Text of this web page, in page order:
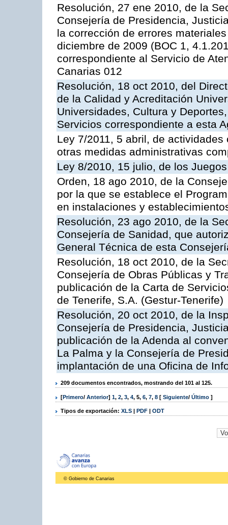
Resolución, 27 ene 2010, de la
Consejería de Presidencia,
la corrección de errores
diciembre de 2009 (BOC 1,
correspondiente al Servicio de
Canarias 012
Resolución, 18 oct 2010, del
de la Calidad y Acreditación
Universidades, Cultura y
Servicios correspondiente a esta
Ley 7/2011, 5 abril, de
otras medidas administrativas
Ley 8/2010, 15 julio, de los
Orden, 18 ago 2010, de la
por la que se establece el
en instalaciones y
Resolución, 23 ago 2010, de la
Consejería de Sanidad, que
General Técnica de esta
Resolución, 18 oct 2010, de la
Consejería de Obras Públicas y
publicación de la Carta de
de Tenerife, S.A. (Gestur-Tenerife)
Resolución, 20 oct 2010, de la
Consejería de Presidencia,
publicación de la Adenda al
La Palma y la Consejería de
implantación de una Oficina de
209 documentos encontrados, mostrando del 101 al 125.
[Primero/ Anterior] 1, 2, 3, 4, 5, 6, 7, 8 [ Siguiente/ Último ]
Tipos de exportación: XLS | PDF | ODT
© Gobierno de Canarias